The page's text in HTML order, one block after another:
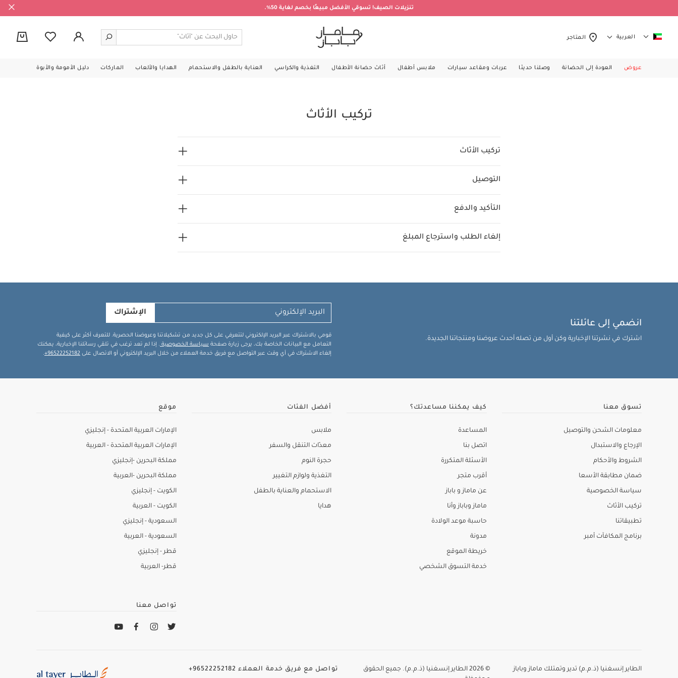
تنزيلات الصيف! تسوقي الأفضل مبيعًا بخصم لغاية 50%.
العربية المتاجر
عروض العودة إلى الحضانة وصلنا حديثا عربات ومقاعد سيارات ملابس أطفال أثاث حضانة الأطفال التغذية والكراسي العناية بالطفل والاستحمام الهدايا والألعاب الماركات دليل الأمومة والأبوة
تركيب الأثاث
تركيب الأثاث
التوصيل
التأكيد والدفع
إلغاء الطلب واسترجاع المبلغ
انضمي إلى عائلتنا
اشترك في نشرتنا الإخبارية وكن أول من تصله أحدث عروضنا ومنتجاتنا الجديدة.
الإشتراك
قومي بالاشتراك عبر البريد الإلكتروني لتتعرفي على كل جديد من تشكيلاتنا وعروضنا الحصرية. للتعرف أكثر على كيفية
التعامل مع البيانات الخاصة بك، يرجى زيارة صفحة سياسة الخصوصية . إذا لم تعد ترغب في تلقي رسائلنا الإخبارية، يمكنك
إلغاء الاشتراك في أي وقت عبر التواصل مع فريق خدمة العملاء من خلال البريد الإلكتروني أو الاتصال على 96522252182+
.
تسوق معنا
معلومات الشحن والتوصيل
الإرجاع والاستبدال
الشروط والأحكام
ضمان مطابقة الأسعا
سياسة الخصوصية
تركيب الأثاث
تطبيقاتنا
برنامج المكافآت أمبر
كيف يمكننا مساعدتك؟
المساعدة
اتصل بنا
الأسئلة المتكررة
أقرب متجر
عن ماماز و باباز
ماماز وباباز وأنا
حاسبة موعد الولادة
مدونة
خريطة الموقع
خدمة التسوق الشخصي
أفضل الفئات
ملابس
معدّات التنقل والسفر
حجرة النوم
التغذية ولوازم التغيير
الاستحمام والعناية بالطفل
هدايا
موقع
الإمارات العربية المتحدة - إنجليزي
الإمارات العربية المتحدة - العربية
مملكة البحرين -إنجليزي
مملكة البحرين -العربية
الكويت - إنجليزي
الكويت - العربية
السعودية - إنجليزي
السعودية - العربية
قطر - إنجليزي
قطر- العربية
تواصل معنا
الطاير إنسغنيا (ذ.م.م) تدير وتمتلك ماماز وباباز
© 2026 الطاير إنسغنيا (ذ.م.م). جميع الحقوق
تواصل مع فريق خدمة العملاء 96522252182+